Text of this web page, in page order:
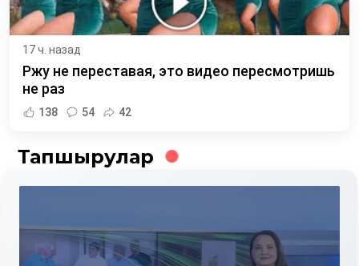
17 ч. назад
Ржу не переставая, это видео пересмотришь
не раз
138 54 42
Тапшырулар